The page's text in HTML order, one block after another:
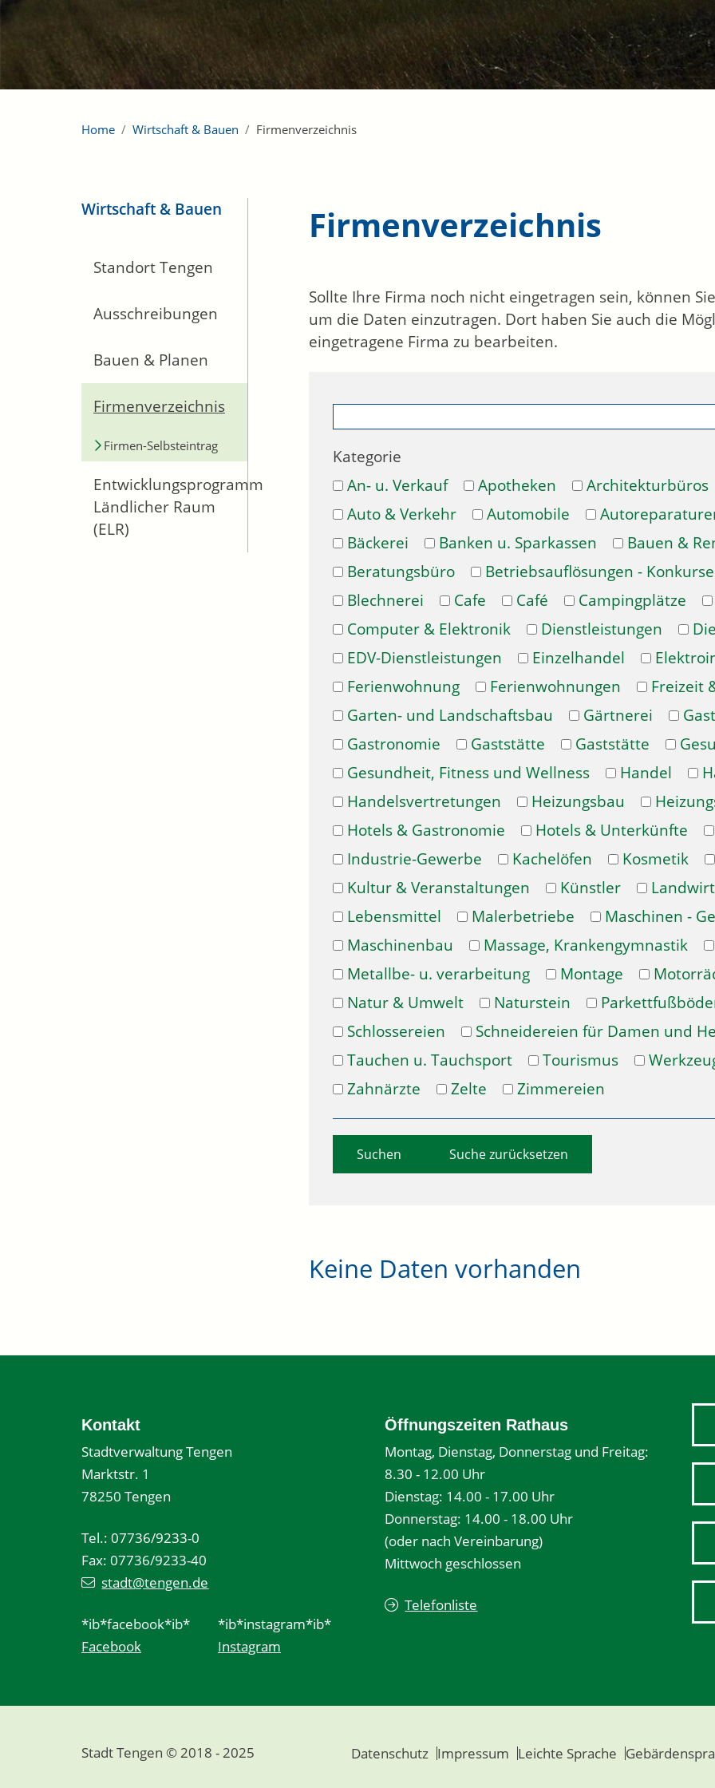
Home Wirtschaft & Bauen Firmenverzeichnis
Wirtschaft & Bauen
Standort Tengen
Ausschreibungen
Bauen & Planen
Firmenverzeichnis
Firmen-Selbsteintrag
Entwicklungsprogramm
Ländlicher Raum
(ELR)
Firmenverzeichnis
Sollte Ihre Firma noch nicht eingetragen sein, können
um die Daten einzutragen. Dort haben Sie auch die
eingetragene Firma zu bearbeiten.
Kategorie
An- u. Verkauf
Apotheken Architekturbüros
Auto & Verkehr
Automobile
Bäckerei
Banken u. Sparkassen Bauen &
Beratungsbüro
Betriebsauflösungen - Konkurse
Blechnerei
Cafe Café Campingplätze
Computer & Elektronik
Dienstleistungen
EDV-Dienstleistungen
Einzelhandel
Ferienwohnung
Ferienwohnungen Freizeit
Garten- und Landschaftsbau
Gärtnerei
Gastronomie
Gaststätte Gaststätte
Gesundheit, Fitness und Wellness
Handel
Handelsvertretungen
Heizungsbau
Hotels & Gastronomie
Hotels & Unterkünfte
Industrie-Gewerbe
Kachelöfen Kosmetik
Kultur & Veranstaltungen
Künstler
Lebensmittel
Malerbetriebe
Maschinen -
Maschinenbau
Massage, Krankengymnastik
Metallbe- u. verarbeitung
Montage
Natur & Umwelt
Naturstein
Schlossereien
Schneidereien für Damen und
Tauchen u. Tauchsport
Tourismus
Zahnärzte
Zelte Zimmereien
Suche zurücksetzen
Keine Daten vorhanden
Kontakt
Stadtverwaltung Tengen
Marktstr. 1
78250 Tengen
Tel.: 07736/9233-0
Fax: 07736/9233-40
stadt@tengen.de
*ib*facebook*ib*
Facebook
*ib*instagram*ib*
Instagram
Öffnungszeiten Rathaus
Montag, Dienstag, Donnerstag und Freitag:
8.30 - 12.00 Uhr
Dienstag: 14.00 - 17.00 Uhr
Donnerstag: 14.00 - 18.00 Uhr
(oder nach Vereinbarung)
Mittwoch geschlossen
Telefonliste
Stadt Tengen © 2018 - 2025 Datenschutz Impressum Leichte Sprache